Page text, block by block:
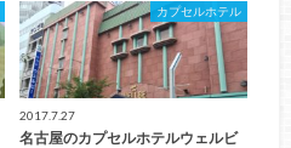
カプセルホテル
2017.7.27
名古屋のカプセルホテルウェルビ